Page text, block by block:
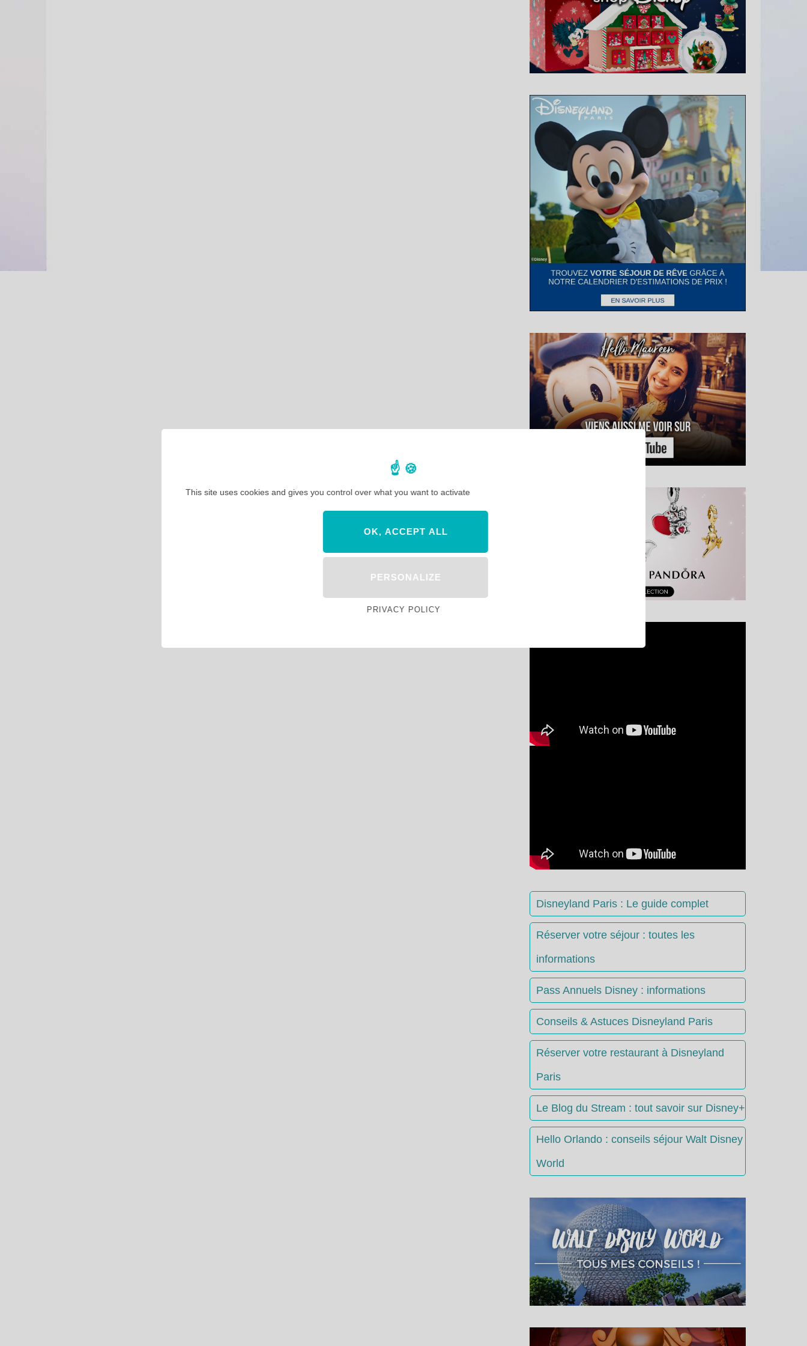
Disneyland Paris : Le guide complet
Réserver votre séjour : toutes les
informations
Pass Annuels Disney : informations
Conseils & Astuces Disneyland Paris
Réserver votre restaurant à Disneyland
Paris
Le Blog du Stream : tout savoir sur Disney+
Hello Orlando : conseils séjour Walt Disney
World
This site uses cookies and gives you control over what you want to activate
OK, ACCEPT ALL
PERSONALIZE
PRIVACY POLICY